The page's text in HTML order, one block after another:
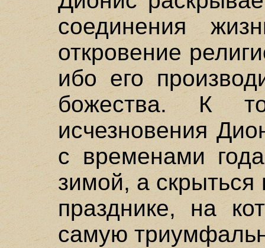
соединения
откровение
ибо его
божества. К
исчезновения
с временами
зимой, а
празднике, на
самую